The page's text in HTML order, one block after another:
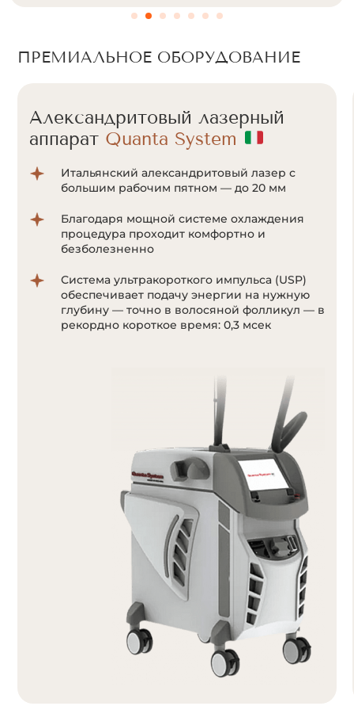
ПРЕМИАЛЬНОЕ ОБОРУДОВАНИЕ
Александритовый лазерный
аппарат Quanta System
Итальянский александритовый лазер с
большим рабочим пятном — до 20 мм
Благодаря мощной системе охлаждения
процедура проходит комфортно и
безболезненно
Система ультракороткого импульса (USP)
обеспечивает подачу энергии на нужную
глубину — точно в волосяной фолликул — в
рекордно короткое время: 0,3 мсек